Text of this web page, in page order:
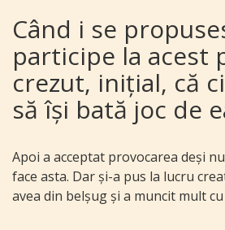
Când i se
participe la acest
crezut, inițial, că
să își bată joc de
Apoi a acceptat provocarea deși
face asta. Dar și-a pus la lucru
avea din belșug și a muncit mult